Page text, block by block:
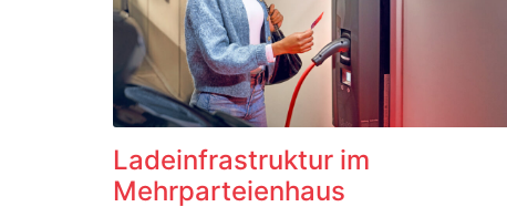
Ladeinfrastruktur im
Mehrparteienhaus